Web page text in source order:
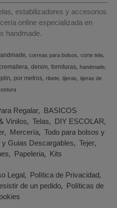
estabilizadores y accesorios
online especializada en
handmade.
correas para bolsos corte tela
denim fornituras handmade
por metros ribete tijeras tijeras de
Regalar BASICOS
Vinilos Telas DIY ESCOLAR
Mercería Todo para bolsos y
Guias Descargables Tejer
Papeleria Kits
Legal Política de Privacidad
de un pedido Políticas de